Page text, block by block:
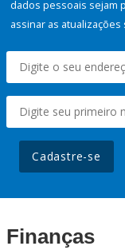
dados pessoais sejam
assinar as atualizações
Cadastre-se
Finanças